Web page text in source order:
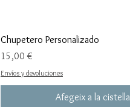
Chupetero Personalizado
Preu
15,00 €
Envíos y devoluciones
Afegeix a la cistella